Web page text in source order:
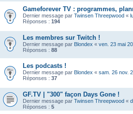
Gameforever TV : programmes,
Dernier message par Twinsen Threepwood «
Réponses : 194
Les membres sur Twitch !
Dernier message par Blondex « ven. 23 mai
Réponses : 88
Les podcasts !
Dernier message par Blondex « sam. 26 nov.
Réponses : 37
GF.TV | "300" façon Days Gone !
Dernier message par Twinsen Threepwood «
Réponses : 5